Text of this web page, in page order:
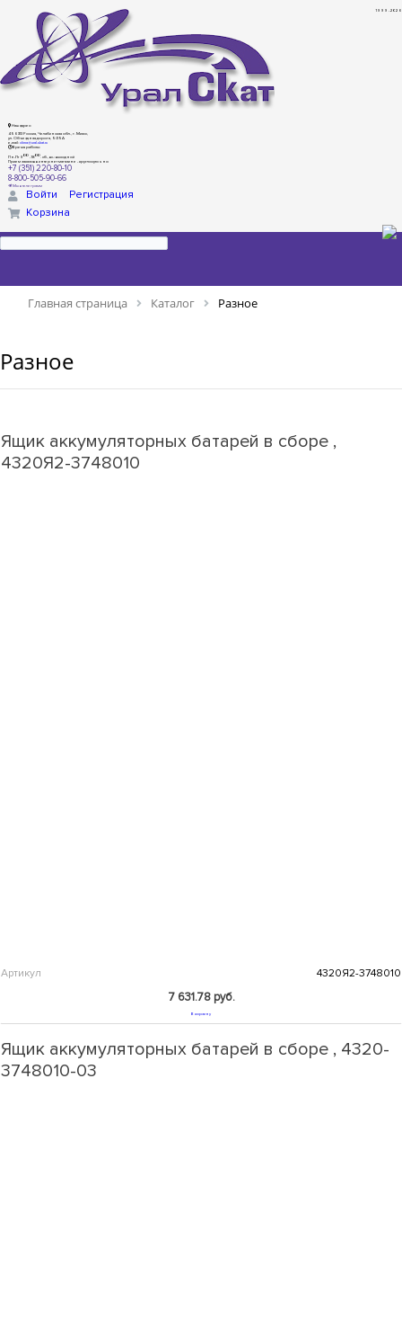
1999 - 2026
Наш адрес:
456313 Россия, Челябинская обл., г. Миасс,
ул. Объездная дорога, 5/35А
e-mail: dima@ural-skat.ru
Время работы:
Пн-Пт 9 00- 1800. сб., вс.: выходной
Прием заказов в интернет магазине - круглосуточно
+7 (351) 220-80-10
8-800-505-90-66
Мы в телеграмм
Войти
Регистрация
Корзина
Главная страница Каталог Разное
Разное
Ящик аккумуляторных батарей в сборе ,
4320Я2-3748010
Артикул 4320Я2-3748010
7 631.78 руб.
В корзину
Ящик аккумуляторных батарей в сборе , 4320-
3748010-03